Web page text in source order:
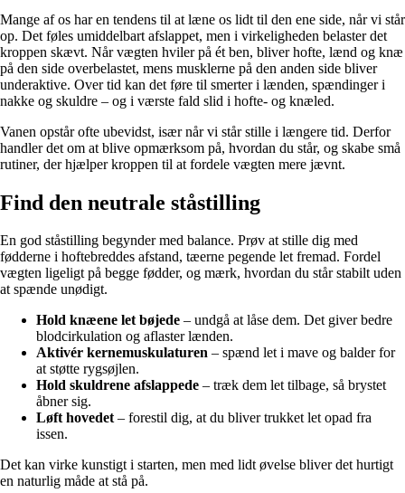
Mange af os har en tendens til at læne os lidt til den ene side, når vi står
op. Det føles umiddelbart afslappet, men i virkeligheden belaster det
kroppen skævt. Når vægten hviler på ét ben, bliver hofte, lænd og knæ
på den side overbelastet, mens musklerne på den anden side bliver
underaktive. Over tid kan det føre til smerter i lænden, spændinger i
nakke og skuldre – og i værste fald slid i hofte- og knæled.
Vanen opstår ofte ubevidst, især når vi står stille i længere tid. Derfor
handler det om at blive opmærksom på, hvordan du står, og skabe små
rutiner, der hjælper kroppen til at fordele vægten mere jævnt.
Find den neutrale ståstilling
En god ståstilling begynder med balance. Prøv at stille dig med
fødderne i hoftebreddes afstand, tæerne pegende let fremad. Fordel
vægten ligeligt på begge fødder, og mærk, hvordan du står stabilt uden
at spænde unødigt.
Hold knæene let bøjede – undgå at låse dem. Det giver bedre
blodcirkulation og aflaster lænden.
Aktivér kernemuskulaturen – spænd let i mave og balder for
at støtte rygsøjlen.
Hold skuldrene afslappede – træk dem let tilbage, så brystet
åbner sig.
Løft hovedet– forestil dig, at du bliver trukket let opad fra
issen.
Det kan virke kunstigt i starten, men med lidt øvelse bliver det hurtigt
en naturlig måde at stå på.